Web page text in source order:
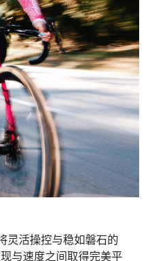
灵活操控与稳如磐石的
与速度之间取得完美平